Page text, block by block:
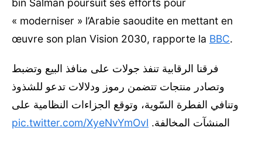
bin Salman poursuit ses efforts pour
« moderniser » l’Arabie saoudite en mettant en
œuvre son plan Vision 2030, rapporte la BBC.
فرقنا الرقابية تنفذ جولات على منافذ البيع وتضبط
وتصادر منتجات تتضمن رموز ودلالات تدعو للشذوذ
وتنافي الفطرة السّوية، وتوقع الجزاءات النظامية على
المنشآت المخالفة. pic.twitter.com/XyeNvYmOvl